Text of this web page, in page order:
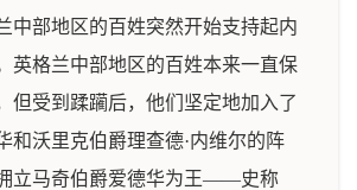
中部地区的百姓突然开始支持起内
英格兰中部地区的百姓本来一直保
但受到蹂躏后，他们坚定地加入了
和沃里克伯爵理查德·内维尔的阵
立马奇伯爵爱德华为王——史称